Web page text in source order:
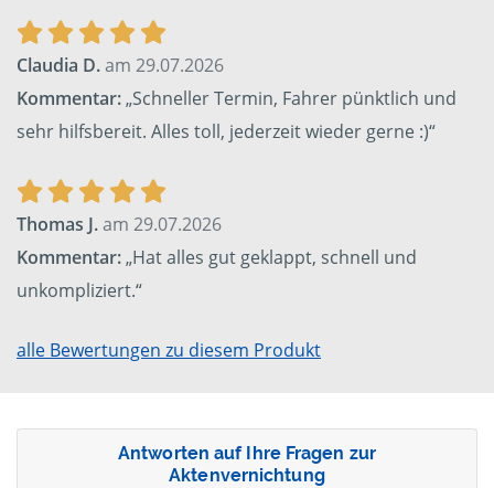
Claudia D.am 29.07.2026
Kommentar:„Schneller Termin, Fahrer pünktlich und
sehr hilfsbereit. Alles toll, jederzeit wieder gerne :)“
Thomas J.am 29.07.2026
Kommentar:„Hat alles gut geklappt, schnell und
unkompliziert.“
alle Bewertungen zu diesem Produkt
Antworten auf Ihre Fragen zur
Aktenvernichtung